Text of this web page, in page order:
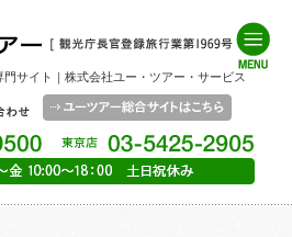
サイト｜株式会社ユー・ツアー・サービス